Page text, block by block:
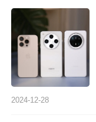
2024-12-28